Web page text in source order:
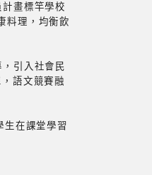
畫標竿學校
料理，均衡飲
引入社會民
語文競賽融
生在課堂學習